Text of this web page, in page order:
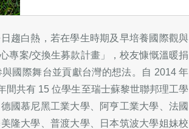
趨白熱，若在學生時期及早培養國際觀與
專案/交換生募款計畫」，校友慷慨溫暖捐
國際舞台並貢獻台灣的想法。自 2014 年
間共有 15 位學生至瑞士蘇黎世聯邦理工學
國慕尼黑工業大學、阿亨工業大學、法國
隆大學、普渡大學、日本筑波大學姐妹校